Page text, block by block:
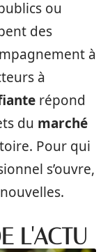
ou
des
à
à
répond
du marché
Pour qui
s’ouvre,
L'ACTU